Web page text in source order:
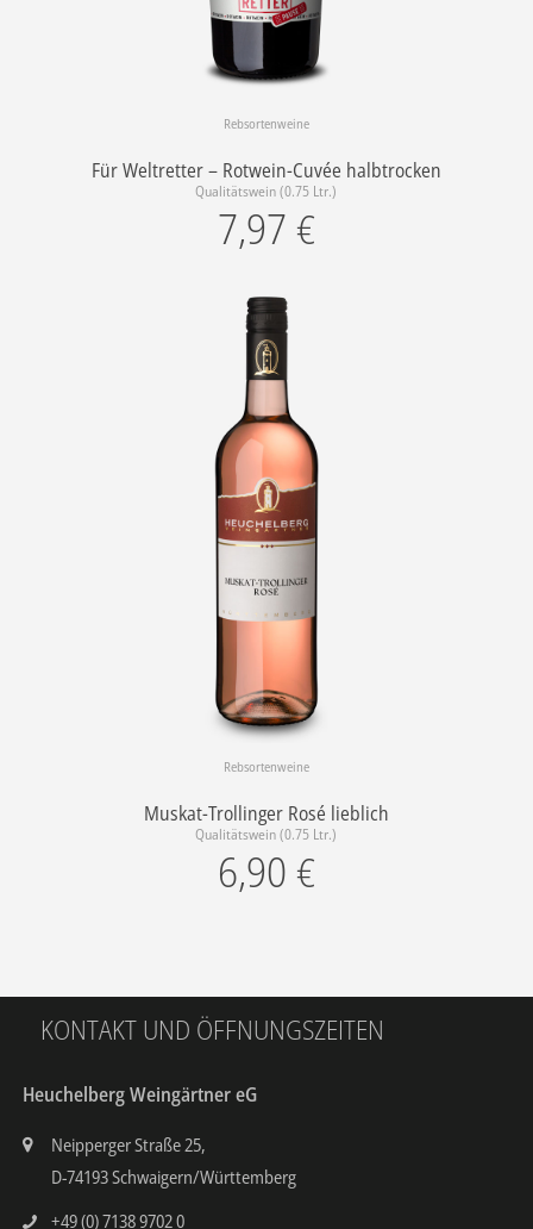
Rebsortenweine
Für Weltretter – Rotwein-Cuvée halbtrocken
Qualitätswein (0.75 Ltr.)
7,97 €
Rebsortenweine
Muskat-Trollinger Rosé lieblich
Qualitätswein (0.75 Ltr.)
6,90 €
KONTAKT UND ÖFFNUNGSZEITEN
Heuchelberg Weingärtner eG
Neipperger Straße 25,
D-74193 Schwaigern/Württemberg
+49 (0) 7138 9702 0